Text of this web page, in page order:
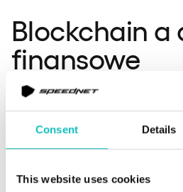
Consent Details
This website uses cookies
Blockchain a
finansowe
Inaczejłańcuch bloków
kryptografii, pozwalających na
przesyłanie transakcji
rachunkowej, gdzie zapisywane